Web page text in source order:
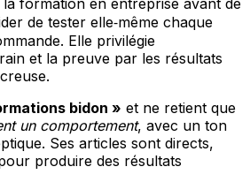
de tester elle‑même chaque
Elle privilégie
et la preuve par les résultats
bidon » et ne retient que
un comportement, avec un ton
Ses articles sont directs,
produire des résultats